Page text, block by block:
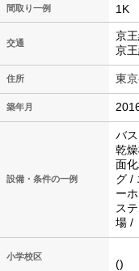
間取り一例 1K
交通
京
京
住所 東
築年月
設備・条件の一例
バ
乾
面
グ /
ー
ス
場 /
小学校区
()